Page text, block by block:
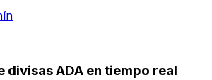
divisas ADA en tiempo real